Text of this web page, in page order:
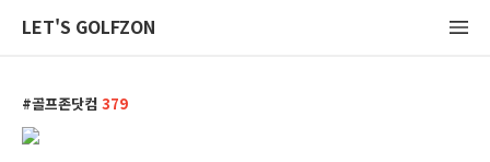
LET'S GOLFZON
골프존닷컴 379